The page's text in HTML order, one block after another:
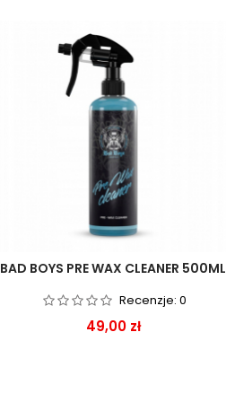
BAD BOYS PRE WAX CLEANER 500ML
Recenzje: 0
Cena
49,00 zł